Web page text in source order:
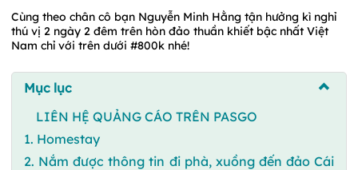
Cùng theo chân cô bạn Nguyễn Minh Hằng tận hưởng kì nghỉ
thú vị 2 ngày 2 đêm trên hòn đảo thuần khiết bậc nhất Việt
Nam chỉ với trên dưới #800k nhé!
Mục lục
LIÊN HỆ QUẢNG CÁO TRÊN PASGO
1. Homestay
2. Nắm được thông tin đi phà, xuồng đến đảo Cái